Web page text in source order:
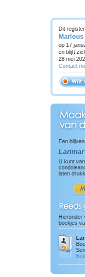
Dit
Marlous
op 17
en blijft
28 mei
Contact
Een
U kunt
laten
Hieronder
boekjes